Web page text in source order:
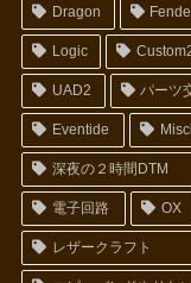
Dragon
Logic
UAD2 パーツ
Eventide
深夜の２時間DTM
電子回路 OX
レザークラフト